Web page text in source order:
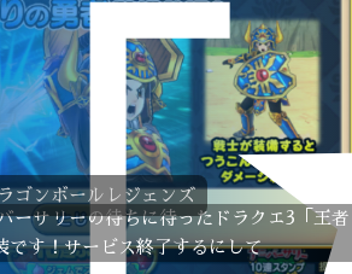
ーサリーの待ちに待ったドラクエ3「王者
です！サービス終了するにして
ゴンボールレジェンズ